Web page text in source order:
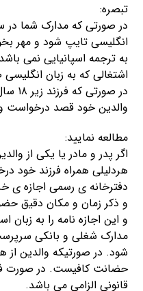
تبصره:
در صورتی که مدارک شما در
انگلیسی تایپ شود و مهر
به ترجمه اسپانیایی نمی
اشتغالی که به زبان
در
والدین خود قصد درخواست
مطالعه نمایید:
اگر پدر و مادر یا یکی از
هردلیلی همراه فرزند خود
دفترخانه ی رسمی اجازه ی
و ذکر زمان و مکان دقیق
و این اجازه نامه را به زبان
مدارک شغلی و بانکی
شود. در صورتیکه والدین
حضانت کافیست. در صورت
قانونی الزامی می باشد.